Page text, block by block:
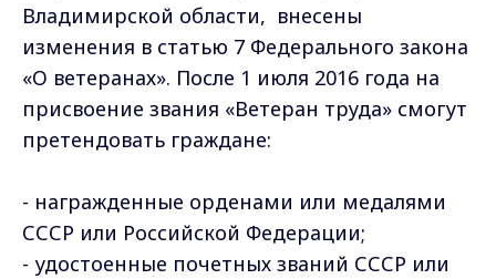
Владимирской области, внесены
изменения в статью 7 Федерального закона
«О ветеранах». После 1 июля 2016 года на
присвоение звания «Ветеран труда» смогут
претендовать граждане:
- награжденные орденами или медалями
СССР или Российской Федерации;
- удостоенные почетных званий СССР или